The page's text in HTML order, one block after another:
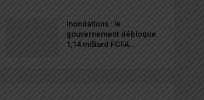
Inondations : le
gouvernement débloque
1,14 milliard FCFA…